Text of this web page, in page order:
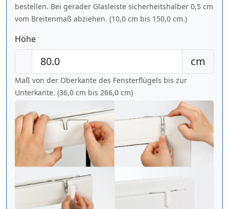
bestellen. Bei gerader Glasleiste sicherheitshalber 0,5 cm
vom Breitenmaß abziehen. (10,0 cm bis 150,0 cm.)
Höhe
cm
Maß von der Oberkante des Fensterflügels bis zur
Unterkante. (36,0 cm bis 266,0 cm)